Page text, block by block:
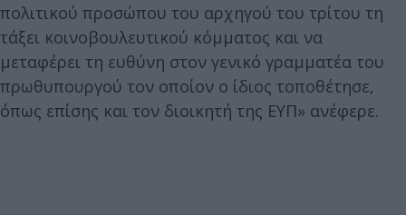
πολιτικού προσώπου του αρχηγού του τρίτου τη
τάξει κοινοβουλευτικού κόμματος και να
μεταφέρει τη ευθύνη στον γενικό γραμματέα του
πρωθυπουργού τον οποίον ο ίδιος τοποθέτησε,
όπως επίσης και τον διοικητή της ΕΥΠ» ανέφερε.